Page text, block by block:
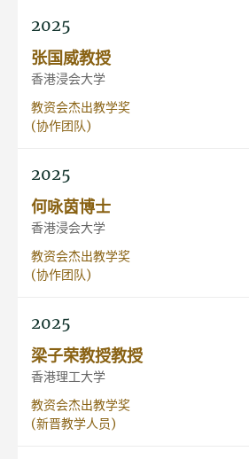
2025
张国威教授
香港浸会大学
教资会杰出教学奖
(协作团队)
2025
何咏茵博士
香港浸会大学
教资会杰出教学奖
(协作团队)
2025
梁子荣教授教授
香港理工大学
教资会杰出教学奖
(新晋教学人员)